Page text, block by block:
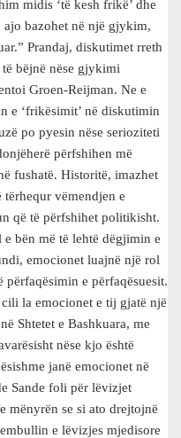
midis ‘të kesh frikë’ dhe
bazohet në një gjykim,
Prandaj, diskutimet rreth
bëjnë nëse gjykimi
Groen-Reijman. Ne e
e ‘frikësimit’ në diskutimin
po pyesin nëse serioziteti
përfshihen më
fushatë. Historitë, imazhet
vëmendjen e
që të përfshihet politikisht.
bën më të lehtë dëgjimin e
emocionet luajnë një rol
përfaqësimin e përfaqësuesit.
la emocionet e tij gjatë një
Shtetet e Bashkuara, me
nëse kjo është
janë emocionet në
Sande foli për lëvizjet
mënyrën se si ato drejtojnë
e lëvizjes mjedisore